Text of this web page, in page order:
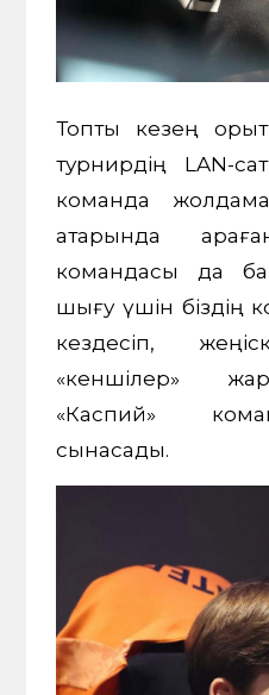
Топтық кезең
турнирдің LAN-
команда
қатарында
командасы да
шығу үшін біздің
кездесіп,
«кеншілер»
«Каспий»
сынасады.